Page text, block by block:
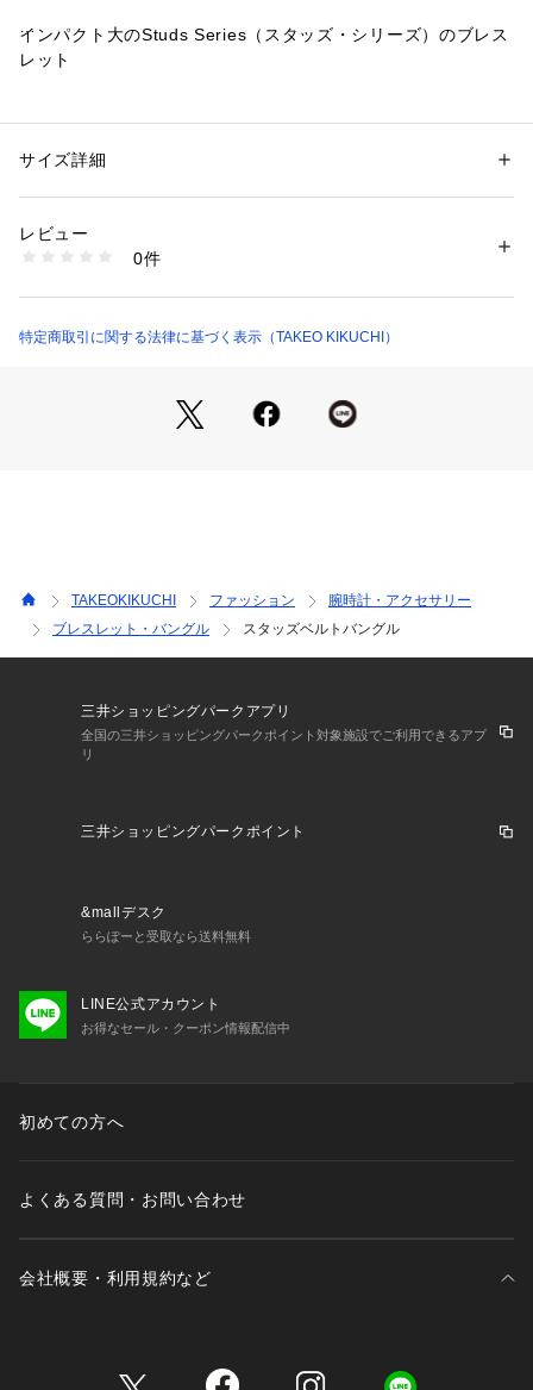
インパクト大のStuds Series（スタッズ・シリーズ）のブレス
レット
タイプのブレスレット。
トレンドのスタッズを配したインパクトのある1点。
ト＆楕円」デザインの2種類をご用意しています。
－ BRAND CONCEPT －
完売しているカラーの再入荷通知や、ラスト1点、セールの通
知をお知らせいたします。
▼ブランドのお気に入り登録
ができます。
若干製品と画像のカラーが異なる場合もございます。
性別：メンズ
ングル
生産国：中国製
1095800004217
サイズ詳細
レビュー
0件
特定商取引に関する法律に基づく表示（TAKEO KIKUCHI）
TAKEOKIKUCHI ファッション
腕時計・アクセサリー
ブレスレット・バングル
スタッズベルトバングル
三井ショッピングパークアプリ
全国の三井ショッピングパークポイント対象施設でご利用できるアプ
リ
三井ショッピングパークポイント
&mallデスク
ららぽーと受取なら送料無料
LINE公式アカウント
お得なセール・クーポン情報配信中
初めての方へ
よくある質問・お問い合わせ
会社概要・利用規約など